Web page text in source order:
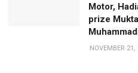
Motor,
prize
NOVEMBER 21,